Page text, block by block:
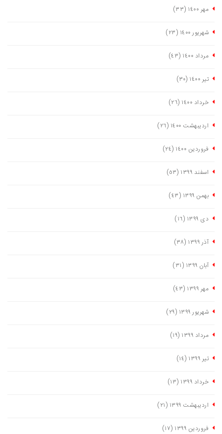
مهر ١٤٠٠ (٣٣)
شهریور ١٤٠٠ (٢٣)
مرداد ١٤٠٠ (٤٣)
تیر ١٤٠٠ (٣٠)
خرداد ١٤٠٠ (٢٦)
اردیبهشت ١٤٠٠ (٢٦)
فروردین ١٤٠٠ (٢٤)
اسفند ١٣٩٩ (٥٣)
بهمن ١٣٩٩ (٤٣)
دی ١٣٩٩ (١٦)
آذر ١٣٩٩ (٣٨)
آبان ١٣٩٩ (٣١)
مهر ١٣٩٩ (٤٣)
شهریور ١٣٩٩ (٢٩)
مرداد ١٣٩٩ (١٩)
تیر ١٣٩٩ (١٤)
خرداد ١٣٩٩ (١٣)
اردیبهشت ١٣٩٩ (٢١)
فروردین ١٣٩٩ (١٧)